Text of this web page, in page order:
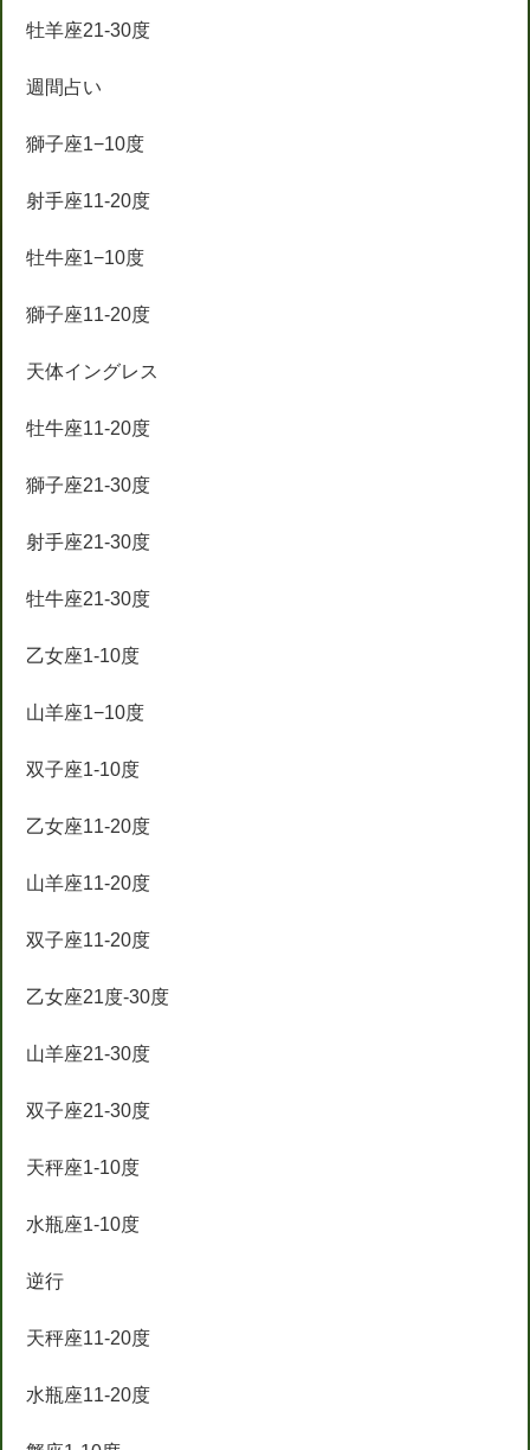
牡羊座21-30度
週間占い
獅子座1−10度
射手座11-20度
牡牛座1−10度
獅子座11-20度
天体イングレス
牡牛座11-20度
獅子座21-30度
射手座21-30度
牡牛座21-30度
乙女座1-10度
山羊座1−10度
双子座1-10度
乙女座11-20度
山羊座11-20度
双子座11-20度
乙女座21度-30度
山羊座21-30度
双子座21-30度
天秤座1-10度
水瓶座1-10度
逆行
天秤座11-20度
水瓶座11-20度